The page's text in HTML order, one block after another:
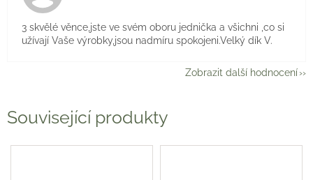
Související produkty
3 skvělé věnce,jste ve svém oboru jednička a všichni ,co si
užívají Vaše výrobky,jsou nadmíru spokojeni.Velký dík V.
Zobrazit další hodnocení